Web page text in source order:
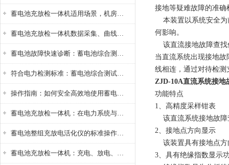
蓄电池充放检一体机适用场景，机房基站变电站铅酸蓄电池维护检测应用
蓄电池充放检一体机数据采集、曲线分析与电池健康状态智能评估功能详解
蓄电池故障快速诊断：蓄电池综合测试仪判断落后电池的方法与标准
符合电力检测标准：蓄电池综合测试仪测试规范与精度校准方法详解
操作指南：如何安全高效地使用蓄电池智能活化仪？
蓄电池充放检一体机：在电力系统与储能设备中的创新应用，确保蓄电池性能与可靠性
蓄电池整组充放电活化仪的标准操作流程：从接线设置到充放电参数设定的安全规范
蓄电池充放检一体机：充电、放电、检测三功能集成设备
接地等疑难故障的准
本装置以系统安全为
何影响。
该直流接地故障查找
当直流系统出现接地
线相连，通过对待检
ZJD-10A直流系统接地
功能特点
1、高精度采样钳表
该直流系统接地故障
2、接地点方向显示
该装置具有接地点方
3、具有绝缘指数显示